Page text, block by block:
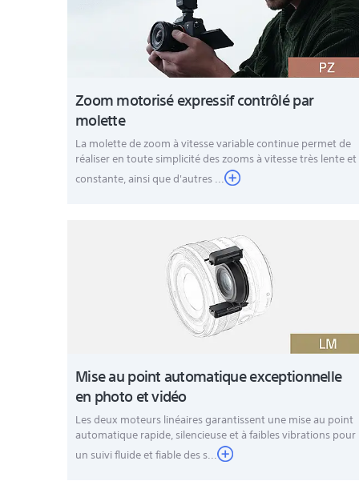
Zoom motorisé expressif contrôlé par
molette
La molette de zoom à vitesse variable continue permet de
réaliser en toute simplicité des zooms à vitesse très lente et
constante, ainsi que d'autres ...
Mise au point automatique exceptionnelle
en photo et vidéo
Les deux moteurs linéaires garantissent une mise au point
automatique rapide, silencieuse et à faibles vibrations pour
un suivi fluide et fiable des s...